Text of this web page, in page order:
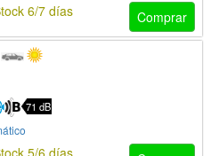
Comprar
6/7 días
71 dB
5/6 días